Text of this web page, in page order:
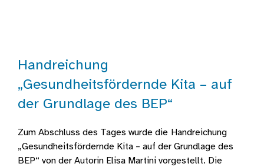
Handreichung
„Gesundheitsfördernde Kita – auf
der Grundlage des BEP“
Zum Abschluss des Tages wurde die Handreichung
„Gesundheitsfördernde Kita – auf der Grundlage des
BEP“ von der Autorin Elisa Martini vorgestellt. Die